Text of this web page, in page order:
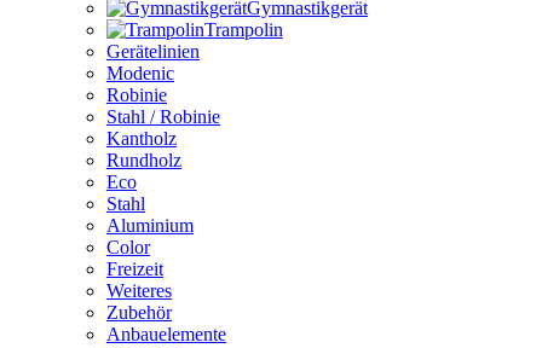
Gymnastikgerät
Trampolin
Gerätelinien
Modenic
Robinie
Stahl / Robinie
Kantholz
Rundholz
Eco
Stahl
Aluminium
Color
Freizeit
Weiteres
Zubehör
Anbauelemente